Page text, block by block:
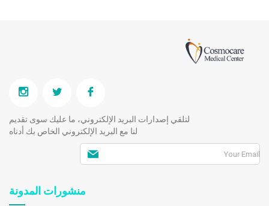
لتلقي إصدارات البريد الإلكتروني، ما عليك سوى تقديم
لنا مع البريد الإلكتروني الخاص بك أدناه
منشورات المدونة